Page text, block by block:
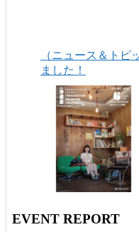
（ニュース＆トピ
ました！
EVENT REPORT